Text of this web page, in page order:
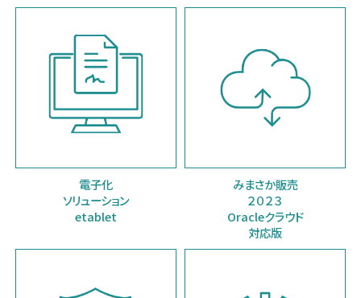
電子化
ソリューション
etablet
みまさか販売
２０２３
Oracleクラウド
対応版